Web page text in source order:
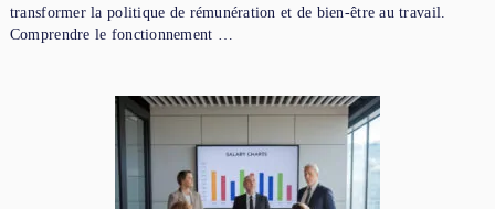
transformer la politique de rémunération et de bien-être au travail.
Comprendre le fonctionnement …